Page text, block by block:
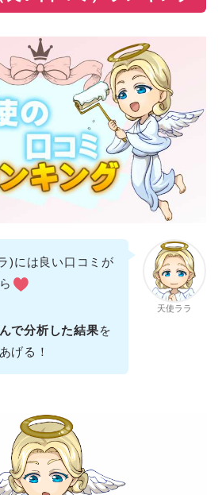
天使ララ
)には良い口コミが
で分析した結果を
げる！